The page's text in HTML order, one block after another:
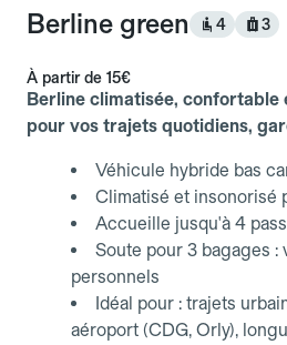
Berline green 4 3
À partir de 15€
Berline climatisée, confortable
pour vos trajets quotidiens,
Véhicule hybride bas
Climatisé et insonorisé
Accueille jusqu'à 4
Soute pour 3 bagages :
personnels
Idéal pour : trajets
aéroport (CDG, Orly),